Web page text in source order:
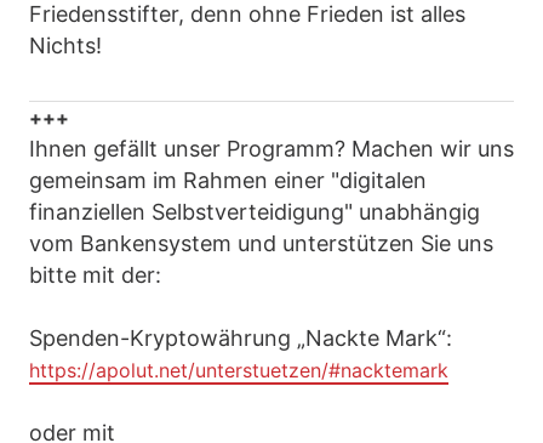
Friedensstifter, denn ohne Frieden ist alles
Nichts!
+++
Ihnen gefällt unser Programm? Machen wir uns
gemeinsam im Rahmen einer "digitalen
finanziellen Selbstverteidigung" unabhängig
vom Bankensystem und unterstützen Sie uns
bitte mit der:
Spenden-Kryptowährung „Nackte Mark“:
https://apolut.net/unterstuetzen/#nacktemark
oder mit